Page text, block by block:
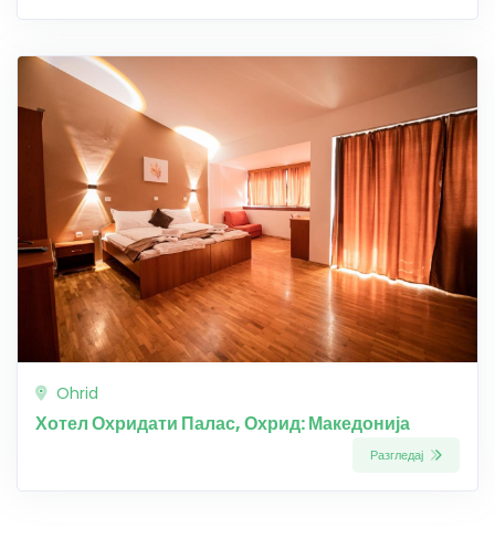
Ohrid
Хотел Охридати Палас, Охрид: Македонија
Разгледај